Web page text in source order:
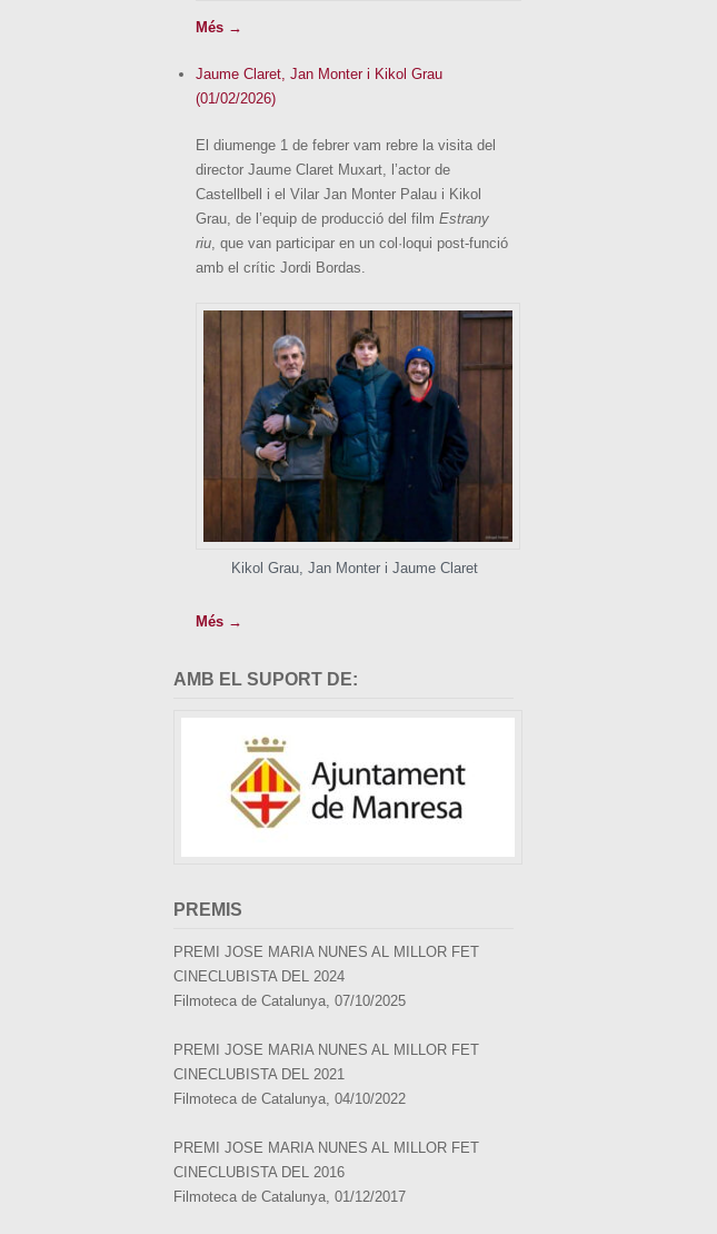
Més →
Jaume Claret, Jan Monter i Kikol Grau
(01/02/2026)
El diumenge 1 de febrer vam rebre la visita del
director Jaume Claret Muxart, l’actor de
Castellbell i el Vilar Jan Monter Palau i Kikol
Grau, de l’equip de producció del film Estrany
riu, que van participar en un col·loqui post-funció
amb el crític Jordi Bordas.
Kikol Grau, Jan Monter i Jaume Claret
Més →
AMB EL SUPORT DE:
PREMIS
PREMI JOSE MARIA NUNES AL MILLOR FET
CINECLUBISTA DEL 2024
Filmoteca de Catalunya, 07/10/2025
PREMI JOSE MARIA NUNES AL MILLOR FET
CINECLUBISTA DEL 2021
Filmoteca de Catalunya, 04/10/2022
PREMI JOSE MARIA NUNES AL MILLOR FET
CINECLUBISTA DEL 2016
Filmoteca de Catalunya, 01/12/2017